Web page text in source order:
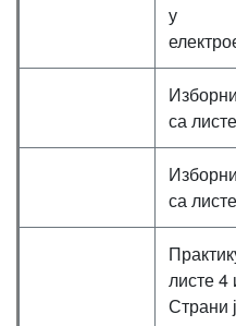
у
са
са
листе 4
Страни